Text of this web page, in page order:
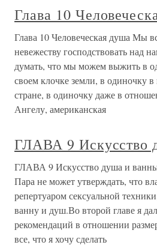
Глава 10
Глава 10 Человеческая душа Мы
невежеству господствовать над
думать, что мы можем выжить в
своем клочке земли, в одиночку
стране, в одиночку даже в
Ангелу, американская
ГЛАВА 9 Искусство
ГЛАВА 9 Искусство душа и
Пара не может утверждать, что
репертуаром сексуальной
ванну и душ.Во второй главе я
рекомендаций в отношении
все, что я хочу сделать